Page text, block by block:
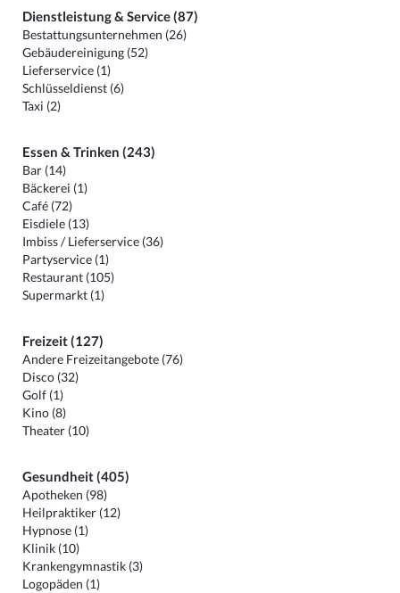
Dienstleistung & Service (87)
Bestattungsunternehmen (26)
Gebäudereinigung (52)
Lieferservice (1)
Schlüsseldienst (6)
Taxi (2)
Essen & Trinken (243)
Bar (14)
Bäckerei (1)
Café (72)
Eisdiele (13)
Imbiss / Lieferservice (36)
Partyservice (1)
Restaurant (105)
Supermarkt (1)
Freizeit (127)
Andere Freizeitangebote (76)
Disco (32)
Golf (1)
Kino (8)
Theater (10)
Gesundheit (405)
Apotheken (98)
Heilpraktiker (12)
Hypnose (1)
Klinik (10)
Krankengymnastik (3)
Logopäden (1)